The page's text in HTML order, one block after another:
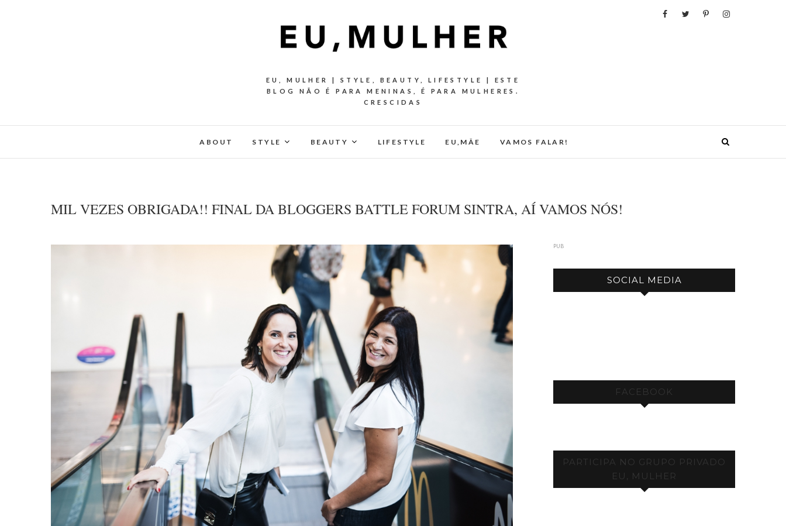
EU, MULHER | STYLE, BEAUTY, LIFESTYLE | ESTE
BLOG NÃO É PARA MENINAS, É PARA MULHERES.
CRESCIDAS
ABOUT STYLE BEAUTY LIFESTYLE EU,MÂE VAMOS FALAR!
MIL VEZES OBRIGADA!! FINAL DA BLOGGERS BATTLE FORUM SINTRA, AÍ VAMOS NÓS!
PUB
SOCIAL MEDIA
FACEBOOK
PARTICIPA NO GRUPO PRIVADO
EU, MULHER